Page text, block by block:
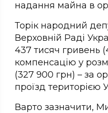
надання майна в
Торік народний
Верховній Раді
437 тисяч гривень
компенсацію у
(327 900 грн) – за
проїзд територією
Варто зазначити,